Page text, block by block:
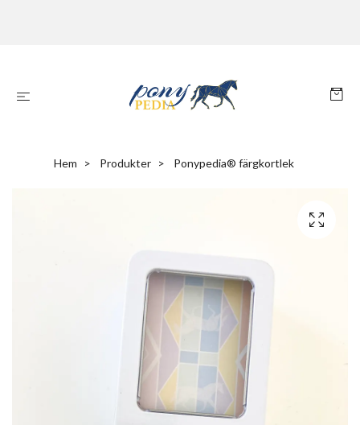
Hem Produkter Ponypedia® färgkortlek